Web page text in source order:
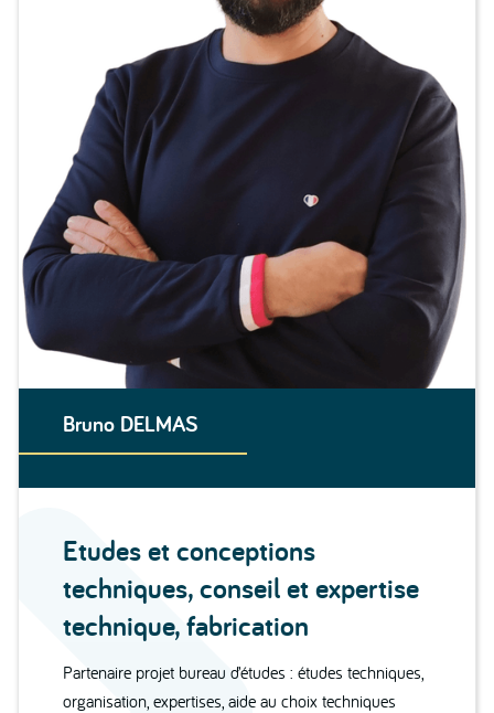
Bruno DELMAS
Etudes et conceptions
techniques, conseil et expertise
technique, fabrication
Partenaire projet bureau d’études : études techniques,
organisation, expertises, aide au choix techniques